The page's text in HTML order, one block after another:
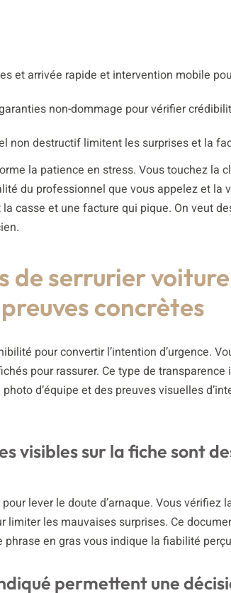
et arrivée rapide et intervention mobile
non-dommage pour vérifier
destructif limitent les surprises et la
la patience en stress. Vous touchez la
du professionnel que vous appelez et la
casse et une facture qui pique. On veut
de serrurier voiture
concrètes
pour convertir l’intention d’urgence.
pour rassurer. Ce type de transparence
d’équipe et des preuves visuelles
visibles sur la fiche sont
lever le doute d’arnaque. Vous vérifiez
limiter les mauvaises surprises. Ce
en gras vous indique la fiabilité
permettent une